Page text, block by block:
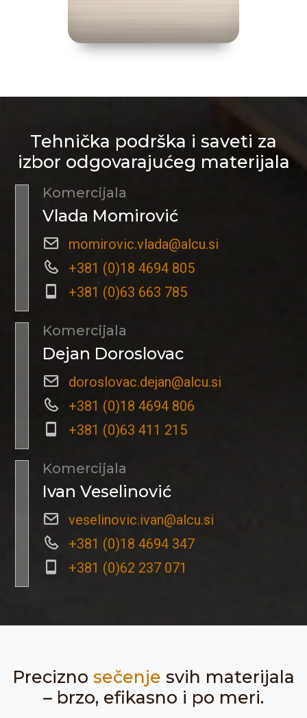
Tehnička podrška i saveti za
izbor odgovarajućeg materijala
Komercijala
Vlada Momirović
momirovic.vlada@alcu.si
+381 (0)18 4694 805
+381 (0)63 663 785
Komercijala
Dejan Doroslovac
doroslovac.dejan@alcu.si
+381 (0)18 4694 806
+381 (0)63 411 215
Komercijala
Ivan Veselinović
veselinovic.ivan@alcu.si
+381 (0)18 4694 347
+381 (0)62 237 071
Precizno sečenje svih materijala
– brzo, efikasno i po meri.